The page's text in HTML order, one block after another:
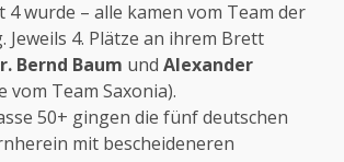
wurde – alle kamen vom Team der
Jeweils 4. Plätze an ihrem Brett
Bernd Baum und Alexander
vom Team Saxonia).
50+ gingen die fünf deutschen
mit bescheideneren